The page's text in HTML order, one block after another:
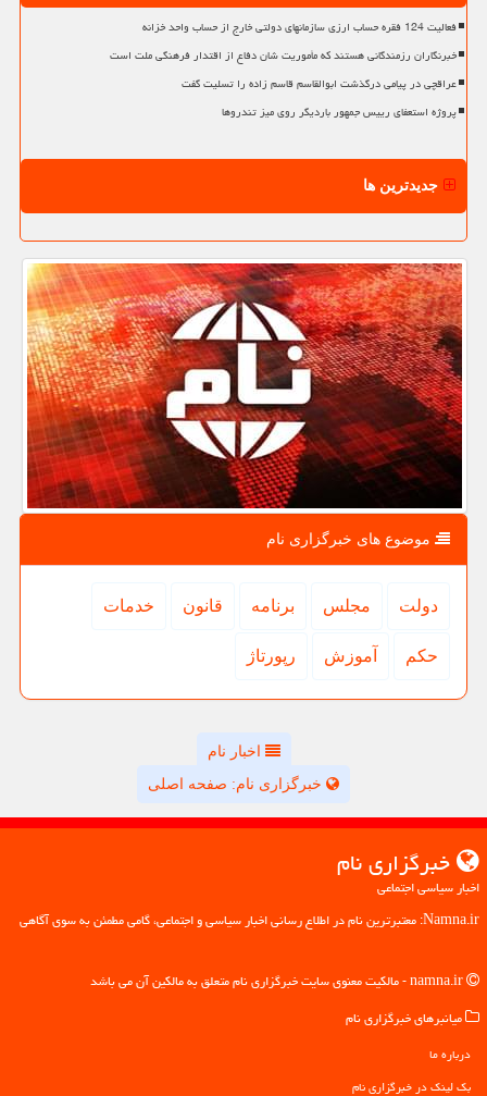
فعالیت 124 فقره حساب ارزی سازمانهای دولتی خارج از حساب واحد خزانه
خبرنگاران رزمندگانی هستند که مأموریت شان دفاع از اقتدار فرهنگی ملت است
عراقچی در پیامی درگذشت ابوالقاسم قاسم زاده را تسلیت گفت
پروژه استعفای رییس جمهور باردیگر روی میز تندروها
جدیدترین ها
موضوع های خبرگزاری نام
دولت مجلس برنامه قانون خدمات
حكم آموزش رپورتاژ
اخبار نام
خبرگزاری نام: صفحه اصلی
خبرگزاری نام
اخبار سیاسی اجتماعی
Namna.ir: معتبرترین نام در اطلاع رسانی اخبار سیاسی و اجتماعی، گامی مطمئن به سوی آگاهی
میانبرهای خبرگزاری نام
درباره ما
بک لینک در خبرگزاری نام